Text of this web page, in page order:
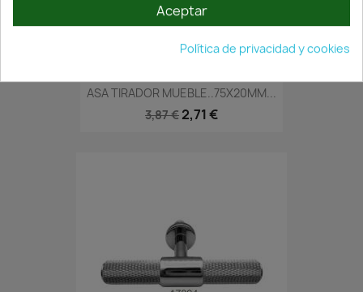
ASA TIRADOR MUEBLE..75X20MM...
3,87 € 2,71 €
Aceptar
Política de privacidad y cookies